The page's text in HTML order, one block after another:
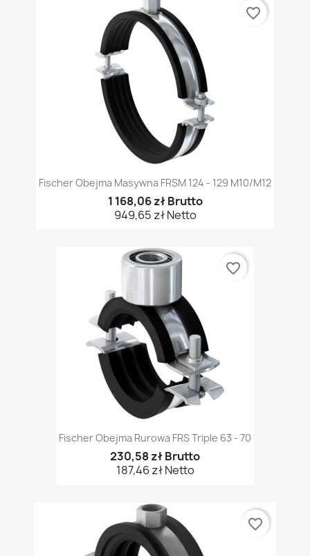
Fischer Obejma Masywna FRSM 124 - 129 M10/M12
1 168,06 zł Brutto
949,65 zł Netto
favorite_border
Fischer Obejma Rurowa FRS Triple 63 - 70
230,58 zł Brutto
187,46 zł Netto
favorite_border
favorite_border